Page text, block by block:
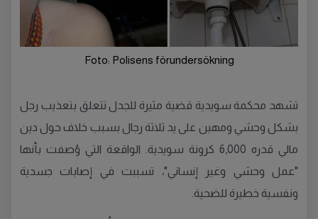
Foto: Polisens förundersökning
تشهد محكمة سويدية قضية مثيرة للجدل تتعلق بتعذيب رجل
بشكل وحشي ومهين على يد ثلاثة رجال بسبب خلاف حول دين
مالي قدره 6,000 كرونة سويدية. الواقعة التي وُصفت بأنها
"عمل وحشي وغير إنساني"، تسببت في إصابات جسدية
ونفسية خطيرة للضحية.